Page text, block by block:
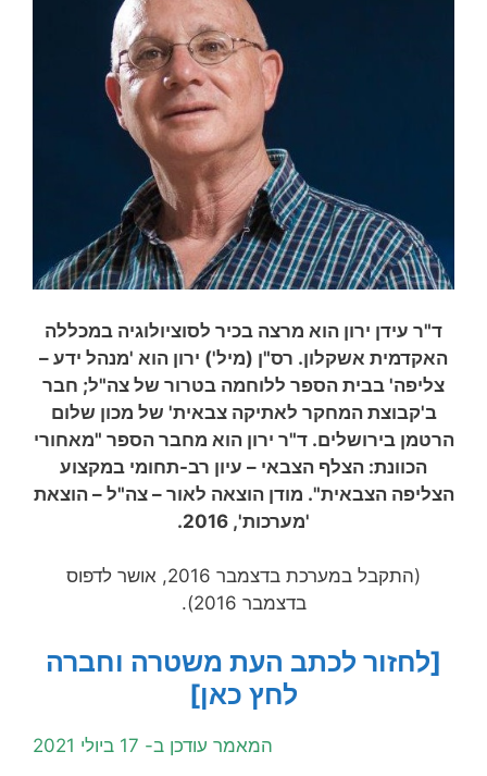
ד"ר עידן ירון הוא מרצה בכיר לסוציולוגיה במכללה
האקדמית אשקלון. רס"ן (מיל') ירון הוא 'מנהל ידע –
צליפה' בבית הספר ללוחמה בטרור של צה"ל; חבר
ב'קבוצת המחקר לאתיקה צבאית' של מכון שלום
הרטמן בירושלים. ד"ר ירון הוא מחבר הספר "מאחורי
הכוונת: הצלף הצבאי – עיון רב-תחומי במקצוע
הצליפה הצבאית". מודן הוצאה לאור – צה"ל – הוצאת
'מערכות', 2016.
(התקבל במערכת בדצמבר 2016, אושר לדפוס
בדצמבר 2016).
[לחזור לכתב העת משטרה וחברה
לחץ כאן]
המאמר עודכן ב- 17 ביולי 2021